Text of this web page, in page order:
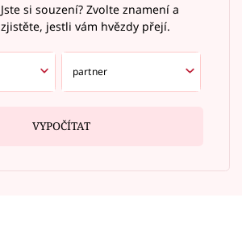
Jste si souzení? Zvolte znamení a
zjistěte, jestli vám hvězdy přejí.
VYPOČÍTAT